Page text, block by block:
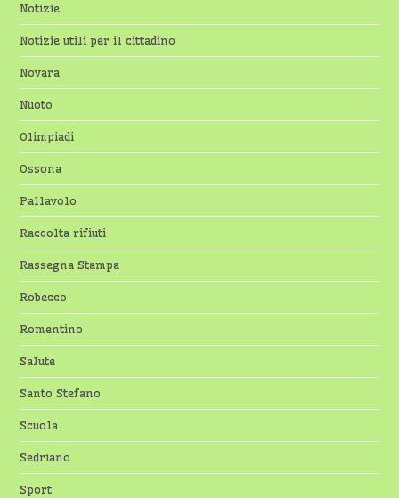
Notizie
Notizie utili per il cittadino
Novara
Nuoto
Olimpiadi
Ossona
Pallavolo
Raccolta rifiuti
Rassegna Stampa
Robecco
Romentino
Salute
Santo Stefano
Scuola
Sedriano
Sport